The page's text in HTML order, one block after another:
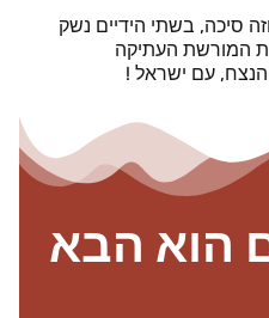
סיכה, בשתי הידיים נשק
המורשת העתיקה
עם ישראל !
הוא הבא